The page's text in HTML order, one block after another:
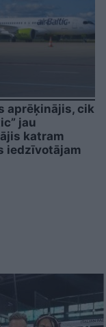
aprēķinājis, cik
jau
katram
iedzīvotājam